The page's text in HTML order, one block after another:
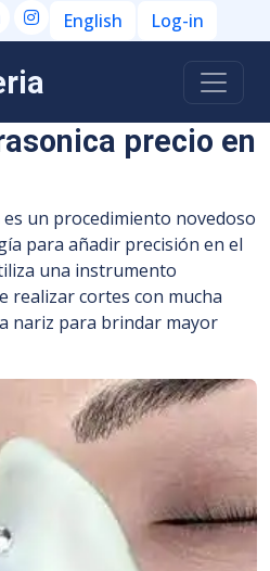
English Log-in
precio en
un procedimiento novedoso
para añadir precisión en el
una instrumento
realizar cortes con mucha
nariz para brindar mayor